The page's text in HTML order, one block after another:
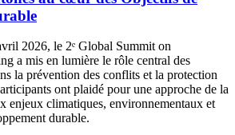
2026, le 2ᵉ Global Summit on
a mis en lumière le rôle central des
la prévention des conflits et la protection
ont plaidé pour une approche de la
enjeux climatiques, environnementaux et
durable.